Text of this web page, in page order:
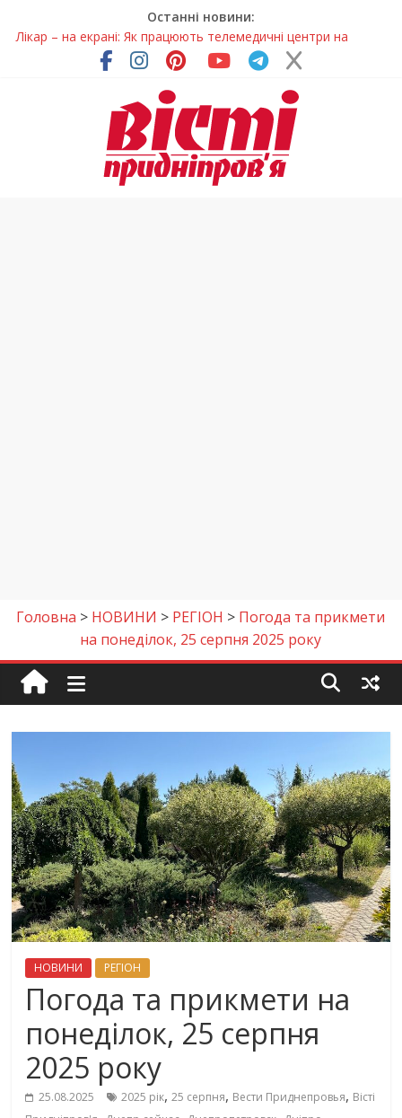
Останні новини:
Лікар – на екрані: Як працюють телемедичні центри на
Дніпропетровщині
У Дніпрі триває масштабна підготовка до опалювального
Пошуки тривають: на Дніпропетровщині досліджують місце
розташування легендарного монастиря (Фото)
Ветерани Дніпропетровщини отримують шанс на власне
Головна > НОВИНИ > РЕГІОН > Погода та прикмети
на понеділок, 25 серпня 2025 року
НОВИНИ РЕГІОН
Погода та прикмети на
понеділок, 25 серпня
2025 року
25.08.2025 2025 рік,25 серпня, Вести Приднепровья, Вісті